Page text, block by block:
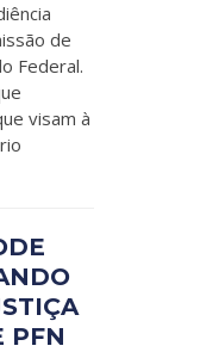
de
Federal.
visam à
PFN